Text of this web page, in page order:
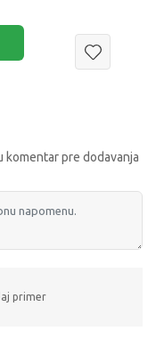
komentar pre dodavanja
primer